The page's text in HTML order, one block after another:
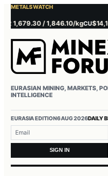
METALS WATCH
1,679.30 / 1,846.10/kgCU
EURASIAN MINING, MARKETS,
INTELLIGENCE
EURASIA EDITION6 AUG 2026DAILY
Username or email
Password
SIGN IN